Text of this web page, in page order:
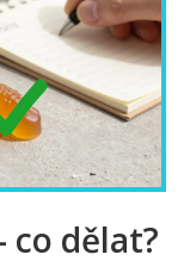
co dělat?